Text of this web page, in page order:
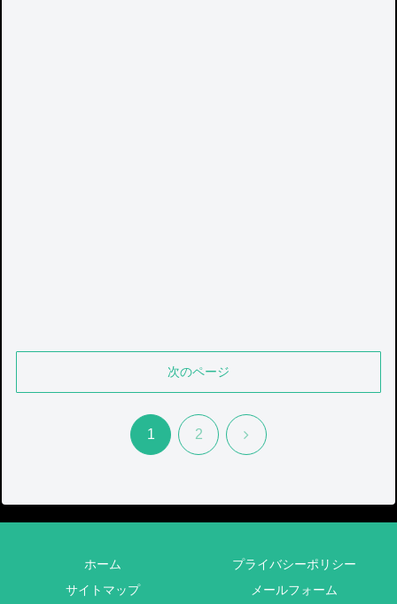
次のページ
1 2 次
ホーム
プライバシーポリシー
サイトマップ
メールフォーム